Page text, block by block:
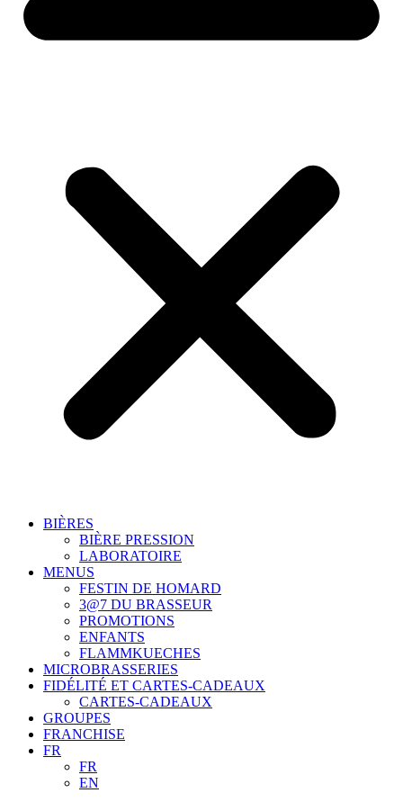
BIÈRES
BIÈRE PRESSION
LABORATOIRE
MENUS
FESTIN DE HOMARD
3@7 DU BRASSEUR
PROMOTIONS
ENFANTS
FLAMMKUECHES
MICROBRASSERIES
FIDÉLITÉ ET CARTES-CADEAUX
CARTES-CADEAUX
GROUPES
FRANCHISE
FR
FR
EN